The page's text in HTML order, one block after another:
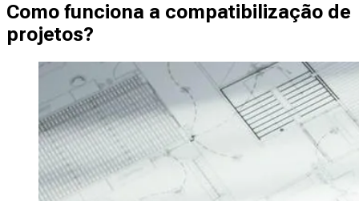
Como funciona a compatibilização de
projetos?